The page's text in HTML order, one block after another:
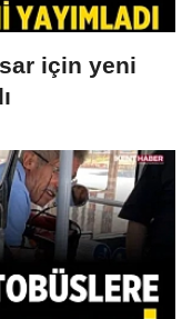
için yeni